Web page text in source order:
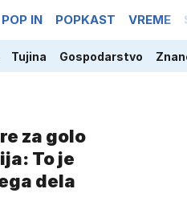
POP IN POPKAST VREME
Tujina Gospodarstvo
za golo
To je
dela